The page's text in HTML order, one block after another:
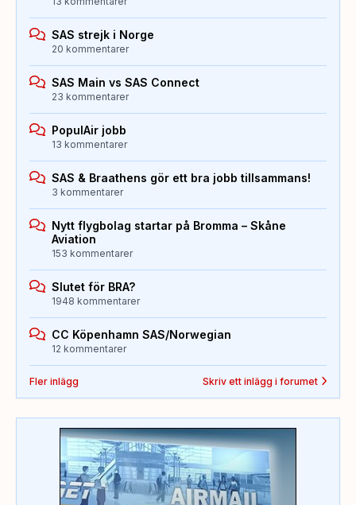
SAS strejk i Norge
20 kommentarer
SAS Main vs SAS Connect
23 kommentarer
PopulAir jobb
13 kommentarer
SAS & Braathens gör ett bra jobb tillsammans!
3 kommentarer
Nytt flygbolag startar på Bromma – Skåne
Aviation
153 kommentarer
Slutet för BRA?
1948 kommentarer
CC Köpenhamn SAS/Norwegian
12 kommentarer
Fler inlägg Skriv ett inlägg i forumet